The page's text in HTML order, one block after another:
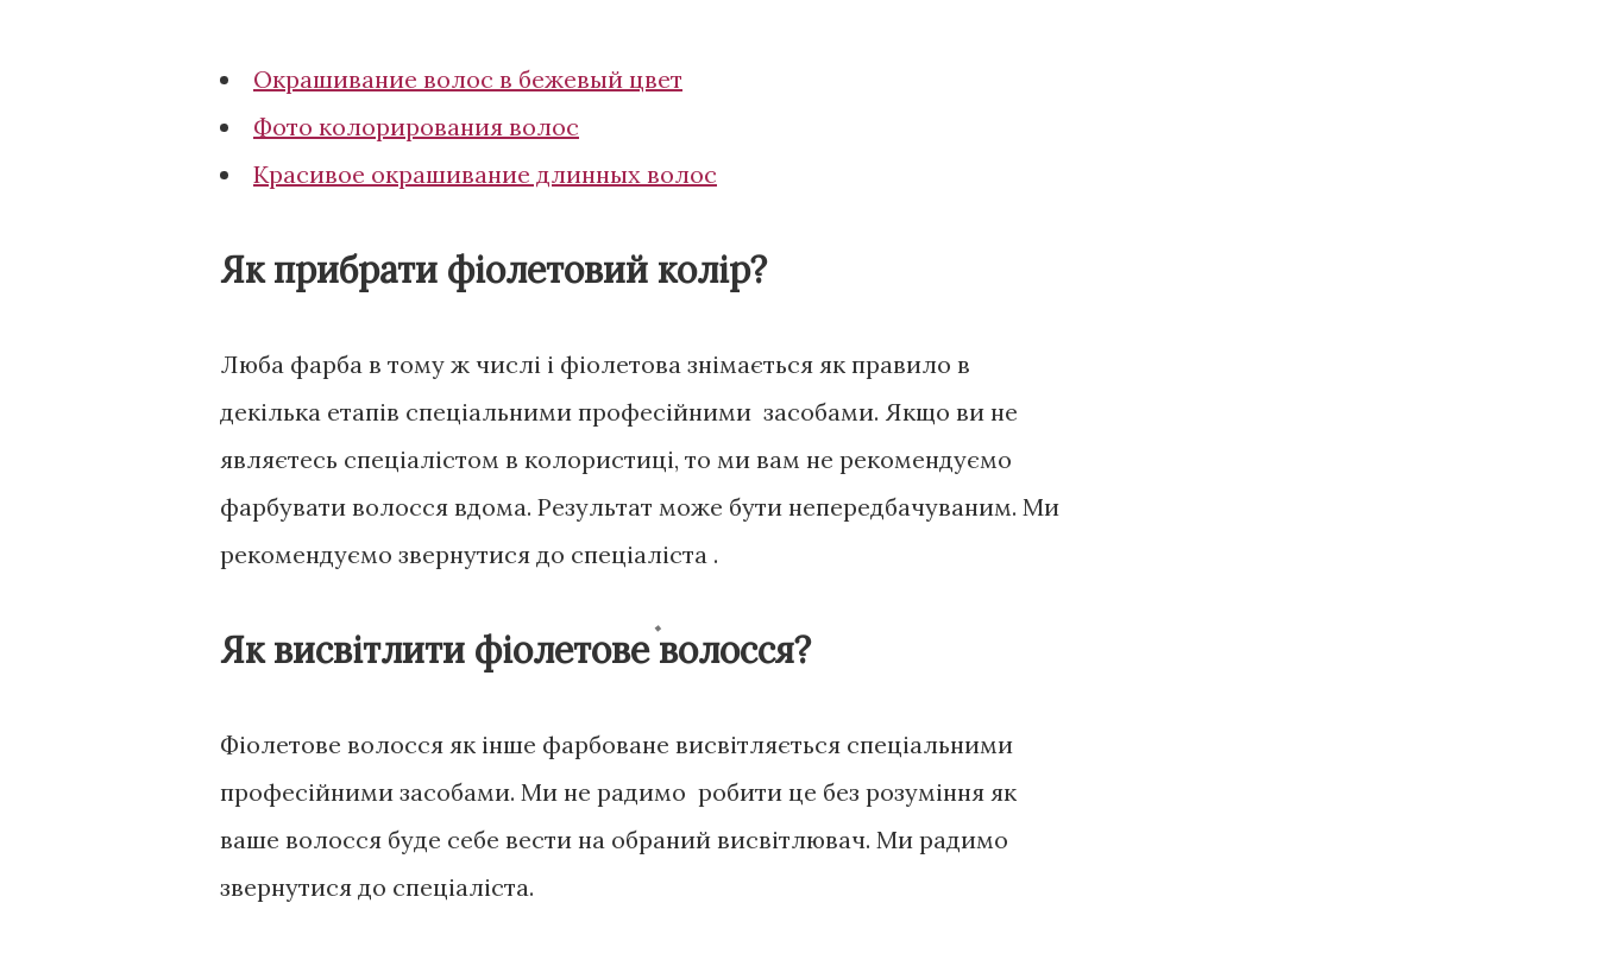
Окрашивание волос в бежевый цвет
Фото колорирования волос
Красивое окрашивание длинных волос
Як прибрати фіолетовий колір?
Люба фарба в тому ж числі і фіолетова знімається як правило в
декілька етапів спеціальними професійними засобами. Якщо ви не
являєтесь спеціалістом в колористиці, то ми вам не рекомендуємо
фарбувати волосся вдома. Результат може бути непередбачуваним. Ми
рекомендуємо звернутися до спеціаліста .
Як висвітлити фіолетове волосся?
Фіолетове волосся як інше фарбоване висвітляється спеціальними
професійними засобами. Ми не радимо робити це без розуміння як
ваше волосся буде себе вести на обраний висвітлювач. Ми радимо
звернутися до спеціаліста.